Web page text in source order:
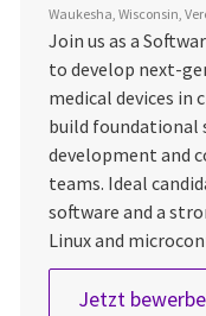
Waukesha, Wisconsin,
Join us as a
to develop next-
medical devices in
build foundational
development and
teams. Ideal
software and a
Linux and
Jetzt